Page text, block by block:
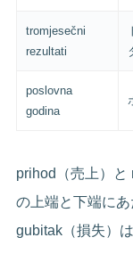
tromjesečni
rezultati
poslovna
godina
prihod（売上）と
の上端と下端に
gubitak（損失）